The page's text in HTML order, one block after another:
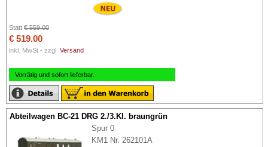
Statt € 559.00
€ 519.00
inkl. MwSt - zzgl. Versand
Vorrätig und sofort lieferbar.
Abteilwagen BC-21 DRG 2./3.Kl. braungrün
Spur 0
KM1 Nr. 262101A